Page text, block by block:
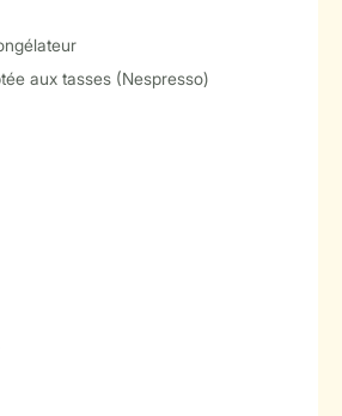
aux tasses (Nespresso)